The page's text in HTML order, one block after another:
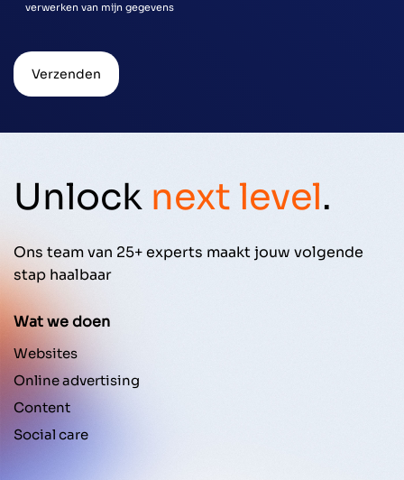
verwerken van mijn gegevens
Verzenden
Unlock next level.
Ons team van 25+ experts maakt jouw volgende
stap haalbaar
Wat we doen
Websites
Online advertising
Content
Social care